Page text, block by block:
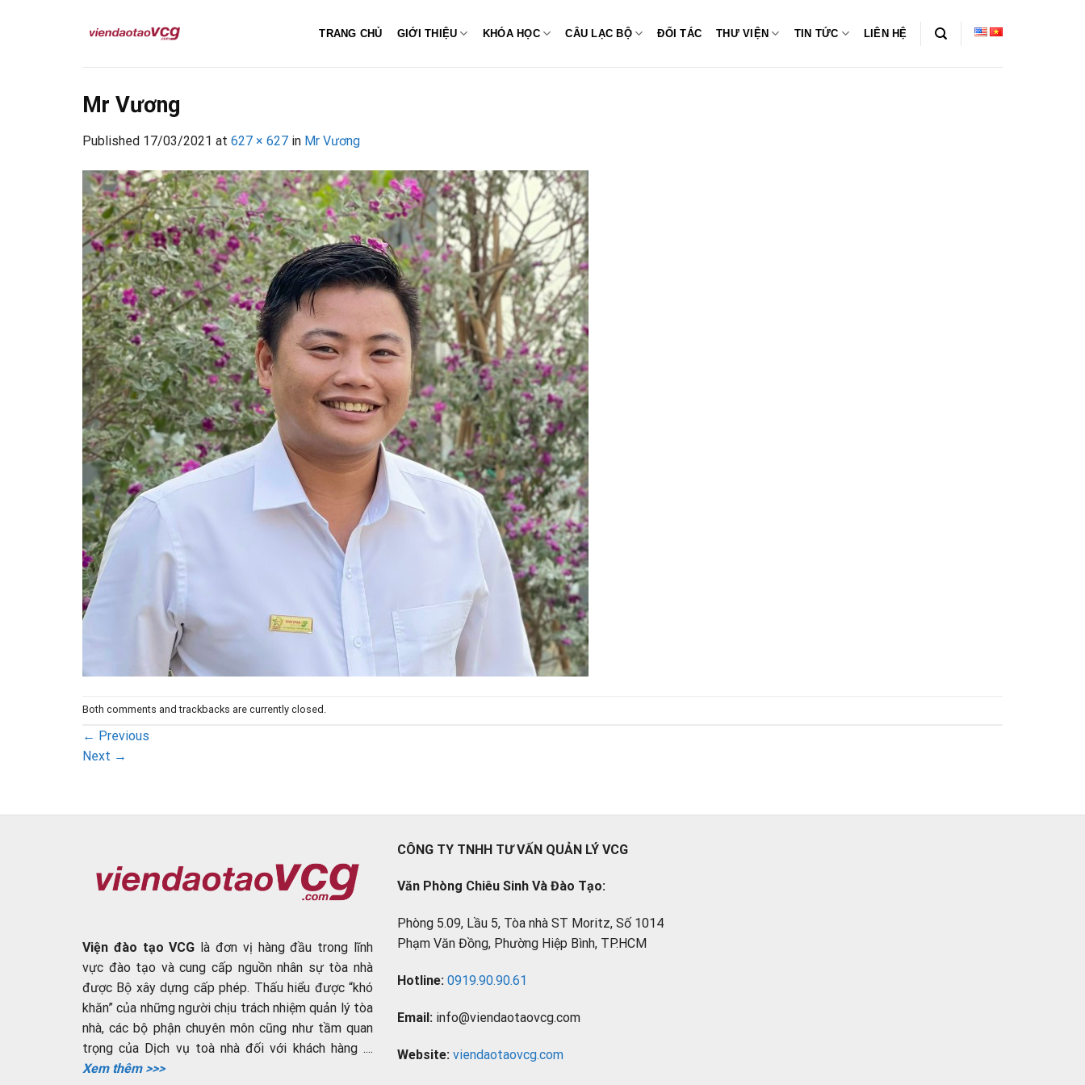
TRANG CHỦ GIỚI THIỆU KHÓA HỌC CÂU LẠC BỘ ĐỐI TÁC THƯ VIỆN TIN TỨC LIÊN HỆ
Mr Vương
Published 17/03/2021 at 627 × 627 in Mr Vương
Both comments and trackbacks are currently closed.
← Previous
Next →
Viện đào tạo VCG là đơn vị hàng đầu trong lĩnh
vực đào tạo và cung cấp nguồn nhân sự tòa nhà
được Bộ xây dựng cấp phép. Thấu hiểu được “khó
khăn” của những người chịu trách nhiệm quản lý tòa
nhà, các bộ phận chuyên môn cũng như tầm quan
trọng của Dịch vụ toà nhà đối với khách hàng ....
Xem thêm >>>
CÔNG TY TNHH TƯ VẤN QUẢN LÝ VCG
Văn Phòng Chiêu Sinh Và Đào Tạo:
Phòng 5.09, Lầu 5, Tòa nhà ST Moritz, Số 1014
Phạm Văn Đồng, Phường Hiệp Bình, TP.HCM
Hotline: 0919.90.90.61
Email: info@viendaotaovcg.com
Website: viendaotaovcg.com